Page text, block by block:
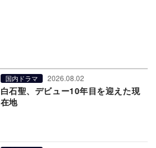
国内ドラマ 2026.08.02
白石聖、デビュー10年目を迎えた現
在地